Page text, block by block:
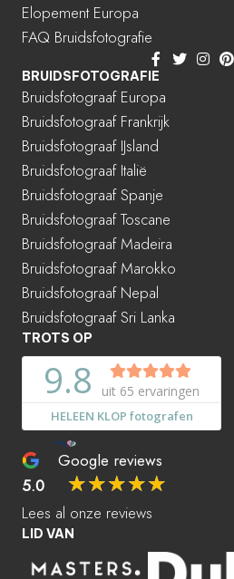
Elopement Europa
FAQ Bruidsfotografie
BRUIDSFOTOGRAFIE
Bruidsfotograaf Europa
Bruidsfotograaf Frankrijk
Bruidsfotograaf IJsland
Bruidsfotograaf Italië
Bruidsfotograaf Spanje
Bruidsfotograaf Toscane
Bruidsfotograaf Madeira
Bruidsfotograaf Marokko
Bruidsfotograaf Nepal
Bruidsfotograaf Sri Lanka
TROTS OP
Google reviews
5.0
☆☆☆☆☆
Lees al onze reviews
LID VAN